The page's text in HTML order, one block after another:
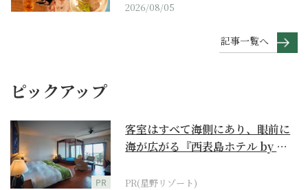
2026/08/05
記事一覧へ
ピックアップ
PR
客室はすべて海側にあり、眼前に
海が広がる『西表島ホテル by 星
PR(星野リゾート)